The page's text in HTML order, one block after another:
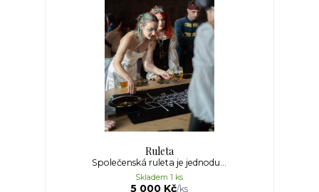
Ruleta
Společenská ruleta je jednodu...
5 000 Kč/ks
Skladem 1 ks